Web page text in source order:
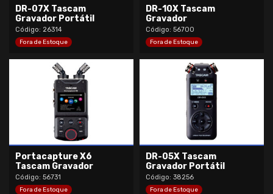
DR-07X Tascam
Gravador Portátil
Código: 26314
Fora de Estoque
DR-10X Tascam
Gravador
Código: 56700
Fora de Estoque
Portacapture X6
Tascam Gravador
Código: 56731
Fora de Estoque
DR-05X Tascam
Gravador Portátil
Código: 38256
Fora de Estoque